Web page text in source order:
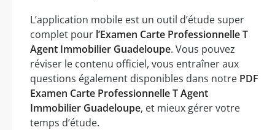
L’application mobile est un outil d’étude super
complet pour l’Examen Carte Professionnelle T
Agent Immobilier Guadeloupe. Vous pouvez
réviser le contenu officiel, vous entraîner aux
questions également disponibles dans notre PDF
Examen Carte Professionnelle T Agent
Immobilier Guadeloupe, et mieux gérer votre
temps d’étude.